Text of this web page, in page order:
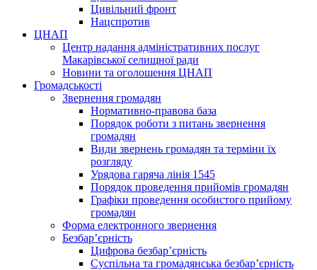
Цивільний фронт
Нацспротив
ЦНАП
Центр надання адміністративних послуг
Макарівської селищної ради
Новини та оголошення ЦНАП
Громадськості
Звернення громадян
Нормативно-правова база
Порядок роботи з питань звернення
громадян
Види звернень громадян та терміни їх
розгляду
Урядова гаряча лінія 1545
Порядок проведення прийомів громадян
Графіки проведення особистого прийому
громадян
Форма електронного звернення
Безбар’єрність
Цифрова безбар’єрність
Суспільна та громадянська безбар’єрність